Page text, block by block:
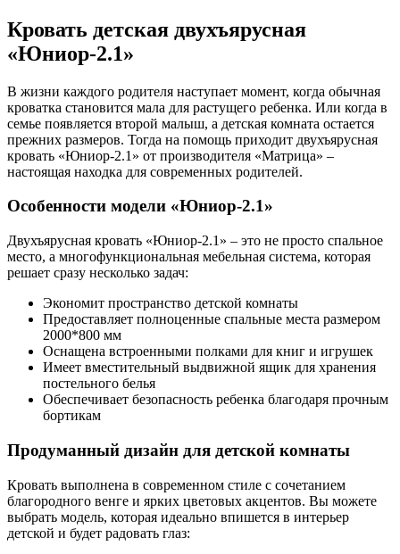
Кровать детская двухъярусная
«Юниор-2.1»
В жизни каждого родителя наступает момент, когда обычная
кроватка становится мала для растущего ребенка. Или когда в
семье появляется второй малыш, а детская комната остается
прежних размеров. Тогда на помощь приходит двухъярусная
кровать «Юниор-2.1» от производителя «Матрица» –
настоящая находка для современных родителей.
Особенности модели «Юниор-2.1»
Двухъярусная кровать «Юниор-2.1» – это не просто спальное
место, а многофункциональная мебельная система, которая
решает сразу несколько задач:
Экономит пространство детской комнаты
Предоставляет полноценные спальные места размером
2000*800 мм
Оснащена встроенными полками для книг и игрушек
Имеет вместительный выдвижной ящик для хранения
постельного белья
Обеспечивает безопасность ребенка благодаря прочным
бортикам
Продуманный дизайн для детской комнаты
Кровать выполнена в современном стиле с сочетанием
благородного венге и ярких цветовых акцентов. Вы можете
выбрать модель, которая идеально впишется в интерьер
детской и будет радовать глаз: